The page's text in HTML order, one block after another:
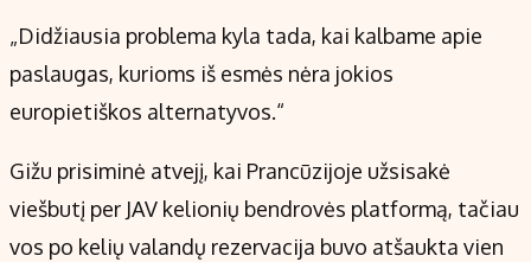
„Didžiausia problema kyla tada, kai kalbame apie
paslaugas, kurioms iš esmės nėra jokios
europietiškos alternatyvos.“
Gižu prisiminė atvejį, kai Prancūzijoje užsisakė
viešbutį per JAV kelionių bendrovės platformą, tačiau
vos po kelių valandų rezervacija buvo atšaukta vien